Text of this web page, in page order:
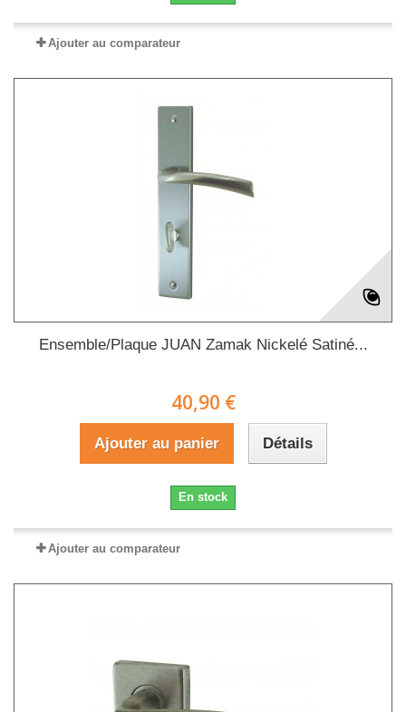
Ajouter au comparateur
Ensemble/Plaque JUAN Zamak Nickelé Satiné...
40,90 €
Ajouter au panier Détails
En stock
Ajouter au comparateur